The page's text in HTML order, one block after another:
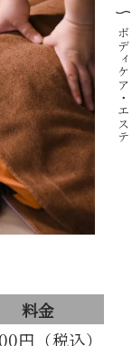
料金
円（税込）
ボディケア・エステ